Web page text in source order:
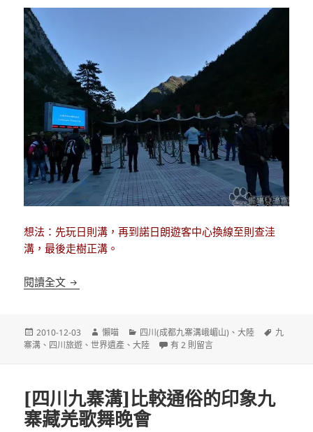
想法：先玩日則溝，再到諾日朗遊客中心換線至則查洼
溝，最後走樹正溝。
閱讀全文 [四川九寨溝]傳說中的九寨溝一日遊 I
發
佈
2010-12-03
作
者
懶喵
分
類
四川(成都九寨溝峨嵋山) 、大陸
標
九
寨溝 、 四川旅遊 、世界遺產 、大陸 在〈[四川九寨溝]傳說中的九寨溝一日
有 2 則留言
[四川九寨溝]比較通俗的印象九
寨藏羌歌舞晚會